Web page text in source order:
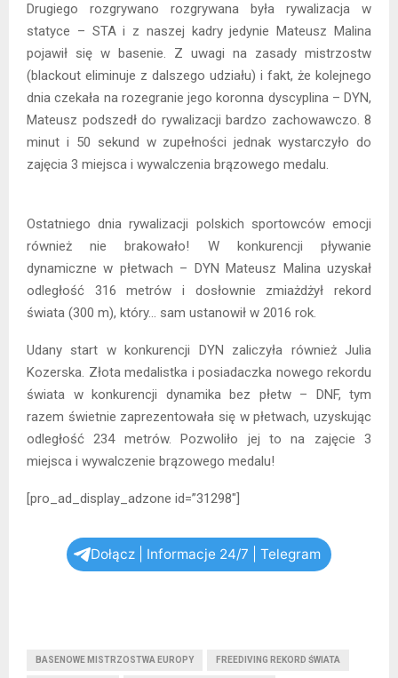
Drugiego rozgrywano rozgrywana była rywalizacja w
statyce – STA i z naszej kadry jedynie Mateusz Malina
pojawił się w basenie. Z uwagi na zasady mistrzostw
(blackout eliminuje z dalszego udziału) i fakt, że kolejnego
dnia czekała na rozegranie jego koronna dyscyplina – DYN,
Mateusz podszedł do rywalizacji bardzo zachowawczo. 8
minut i 50 sekund w zupełności jednak wystarczyło do
zajęcia 3 miejsca i wywalczenia brązowego medalu.
Ostatniego dnia rywalizacji polskich sportowców emocji
również nie brakowało! W konkurencji pływanie
dynamiczne w płetwach – DYN Mateusz Malina uzyskał
odległość 316 metrów i dosłownie zmiażdżył rekord
świata (300 m), który… sam ustanowił w 2016 rok.
Udany start w konkurencji DYN zaliczyła również Julia
Kozerska. Złota medalistka i posiadaczka nowego rekordu
świata w konkurencji dynamika bez płetw – DNF, tym
razem świetnie zaprezentowała się w płetwach, uzyskując
odległość 234 metrów. Pozwoliło jej to na zajęcie 3
miejsca i wywalczenie brązowego medalu!
[pro_ad_display_adzone id=”31298″]
Dołącz | Informacje 24/7 | Telegram
BASENOWE MISTRZOSTWA EUROPY FREEDIVING REKORD ŚWIATA